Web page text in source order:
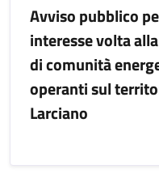
Avviso pubblico
interesse volta
di comunità
operanti sul
Larciano